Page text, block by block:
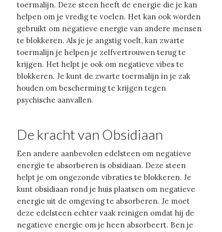
toermalijn. Deze steen heeft de energie die je kan
helpen om je vredig te voelen. Het kan ook worden
gebruikt om negatieve energie van andere mensen
te blokkeren. Als je je angstig voelt, kan zwarte
toermalijn je helpen je zelfvertrouwen terug te
krijgen. Het helpt je ook om negatieve vibes te
blokkeren. Je kunt de zwarte toermalijn in je zak
houden om bescherming te krijgen tegen
psychische aanvallen.
De kracht van Obsidiaan
Een andere aanbevolen edelsteen om negatieve
energie te absorberen is obsidiaan. Deze steen
helpt je om ongezonde vibraties te blokkeren. Je
kunt obsidiaan rond je huis plaatsen om negatieve
energie uit de omgeving te absorberen. Je moet
deze edelsteen echter vaak reinigen omdat hij de
negatieve energie om je heen absorbeert. Ben je